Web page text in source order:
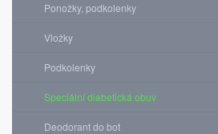
Ponožky, podkolenky
Vložky
Podkolenky
Speciální diabetická obuv
Deodorant do bot